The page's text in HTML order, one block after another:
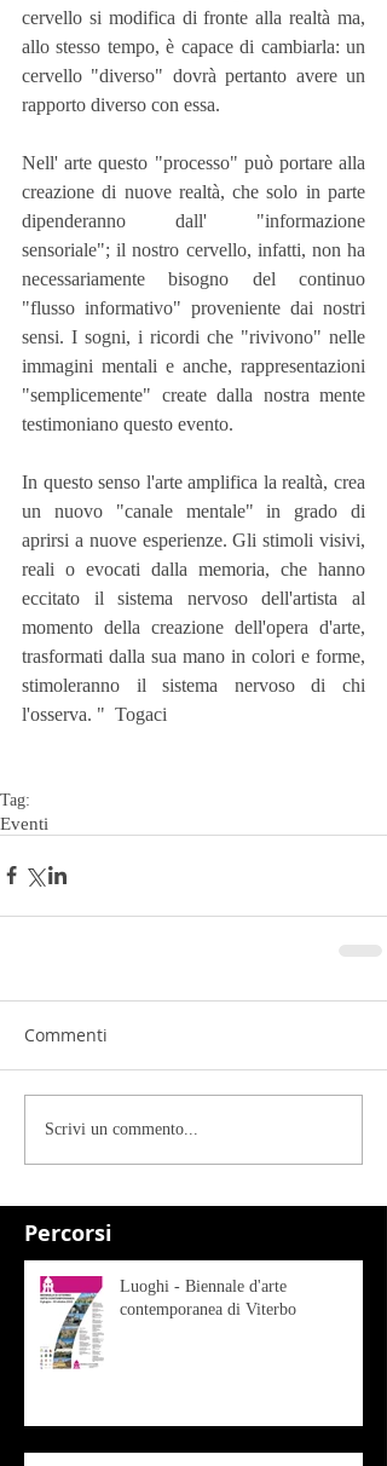
Percorsi
cervello si modifica di fronte alla realtà ma,
allo stesso tempo, è capace di cambiarla: un
cervello "diverso" dovrà pertanto avere un
rapporto diverso con essa.
Nell' arte questo "processo" può portare alla
creazione di nuove realtà, che solo in parte
dipenderanno dall' "informazione
sensoriale"; il nostro cervello, infatti, non ha
necessariamente bisogno del continuo
"flusso informativo" proveniente dai nostri
sensi. I sogni, i ricordi che "rivivono" nelle
immagini mentali e anche, rappresentazioni
"semplicemente" create dalla nostra mente
testimoniano questo evento.
In questo senso l'arte amplifica la realtà, crea
un nuovo "canale mentale" in grado di
aprirsi a nuove esperienze. Gli stimoli visivi,
reali o evocati dalla memoria, che hanno
eccitato il sistema nervoso dell'artista al
momento della creazione dell'opera d'arte,
trasformati dalla sua mano in colori e forme,
stimoleranno il sistema nervoso di chi
l'osserva. "  Togaci
Tag:
Eventi
Commenti
Scrivi un commento...
Luoghi - Biennale d'arte
contemporanea di Viterbo